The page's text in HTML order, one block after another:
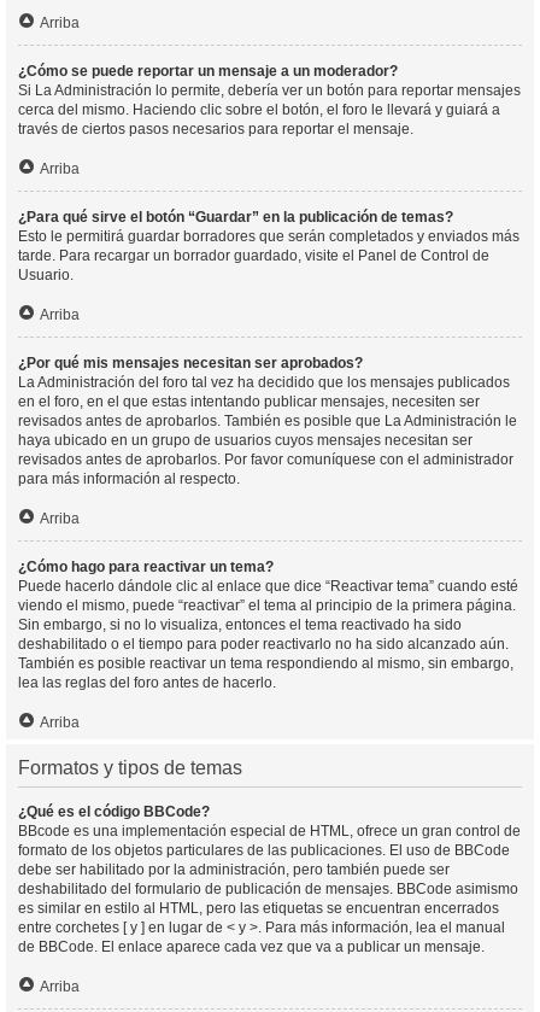
Arriba
¿Cómo se puede reportar un mensaje a un moderador?
Si La Administración lo permite, debería ver un botón para reportar mensajes
cerca del mismo. Haciendo clic sobre el botón, el foro le llevará y guiará a
través de ciertos pasos necesarios para reportar el mensaje.
Arriba
¿Para qué sirve el botón “Guardar” en la publicación de temas?
Esto le permitirá guardar borradores que serán completados y enviados más
tarde. Para recargar un borrador guardado, visite el Panel de Control de
Usuario.
Arriba
¿Por qué mis mensajes necesitan ser aprobados?
La Administración del foro tal vez ha decidido que los mensajes publicados
en el foro, en el que estas intentando publicar mensajes, necesiten ser
revisados antes de aprobarlos. También es posible que La Administración le
haya ubicado en un grupo de usuarios cuyos mensajes necesitan ser
revisados antes de aprobarlos. Por favor comuníquese con el administrador
para más información al respecto.
Arriba
¿Cómo hago para reactivar un tema?
Puede hacerlo dándole clic al enlace que dice “Reactivar tema” cuando esté
viendo el mismo, puede “reactivar” el tema al principio de la primera página.
Sin embargo, si no lo visualiza, entonces el tema reactivado ha sido
deshabilitado o el tiempo para poder reactivarlo no ha sido alcanzado aún.
También es posible reactivar un tema respondiendo al mismo, sin embargo,
lea las reglas del foro antes de hacerlo.
Arriba
Formatos y tipos de temas
¿Qué es el código BBCode?
BBcode es una implementación especial de HTML, ofrece un gran control de
formato de los objetos particulares de las publicaciones. El uso de BBCode
debe ser habilitado por la administración, pero también puede ser
deshabilitado del formulario de publicación de mensajes. BBCode asimismo
es similar en estilo al HTML, pero las etiquetas se encuentran encerrados
entre corchetes [ y ] en lugar de < y >. Para más información, lea el manual
de BBCode. El enlace aparece cada vez que va a publicar un mensaje.
Arriba